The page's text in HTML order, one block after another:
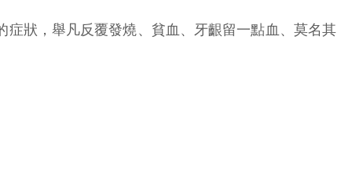
狀，舉凡反覆發燒、貧血、牙齦留一點血、莫名其